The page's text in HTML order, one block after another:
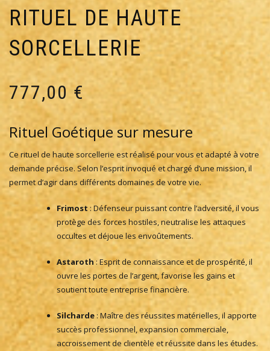
RITUEL DE HAUTE
SORCELLERIE
777,00€
Rituel Goétique sur mesure
Ce rituel de haute sorcellerie est réalisé pour vous et adapté à votre
demande précise. Selon l’esprit invoqué et chargé d’une mission, il
permet d’agir dans différents domaines de votre vie.
Frimost : Défenseur puissant contre l’adversité, il vous
protège des forces hostiles, neutralise les attaques
occultes et déjoue les envoûtements.
Astaroth : Esprit de connaissance et de prospérité, il
ouvre les portes de l’argent, favorise les gains et
soutient toute entreprise financière.
Silcharde : Maître des réussites matérielles, il apporte
succès professionnel, expansion commerciale,
accroissement de clientèle et réussite dans les études.